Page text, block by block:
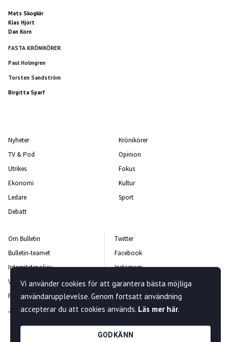
Mats Skogkär
Klas Hjort
Dan Korn
FASTA KRÖNIKÖRER
Paul Holmgren
Torsten Sandström
Birgitta Sparf
Nyheter
TV & Pod
Utrikes
Ekonomi
Ledare
Debatt
Krönikörer
Opinion
Fokus
Kultur
Sport
Om Bulletin
Bulletin-teamet
Integritetspolicy
Vanliga frågor och svar
Rättelsepolicy
Jobba hos oss
Twitter
Facebook
Instagram
Kontakta oss
Nyhetsbrev
Vi använder cookies för att garantera bästa möjliga
användarupplevelse. Genom fortsatt användning
accepterar du att cookies används. Läs mer här.
GODKÄNN